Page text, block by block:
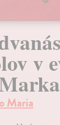
v
Maria